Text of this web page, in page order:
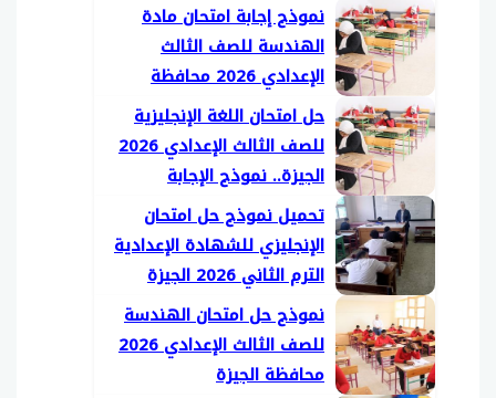
نموذج إجابة امتحان مادة
الهندسة للصف الثالث
الإعدادي 2026 محافظة
القاهرة
حل امتحان اللغة الإنجليزية
للصف الثالث الإعدادي 2026
الجيزة.. نموذج الإجابة
تحميل نموذج حل امتحان
الإنجليزي للشهادة الإعدادية
الترم الثاني 2026 الجيزة
نموذج حل امتحان الهندسة
للصف الثالث الإعدادي 2026
محافظة الجيزة